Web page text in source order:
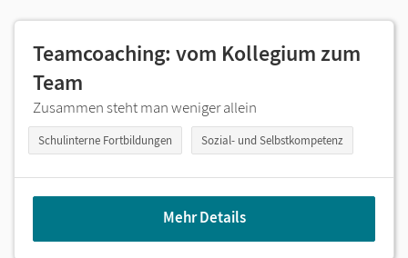
Teamcoaching: vom Kollegium zum
Team
Zusammen steht man weniger allein
Schulinterne Fortbildungen Sozial- und Selbstkompetenz
Mehr Details